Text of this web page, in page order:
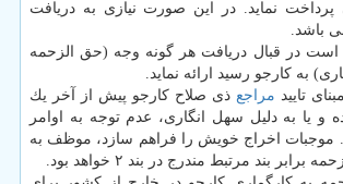
پرداخت نماید. در این صورت نیازی به دریافت
باشد.
است در قبال دریافت هر گونه وجه (حق الزحمه
به كارجو رسید ارائه نماید.
تایید مراجع ذی صلاح كارجو پیش از آخر یك
و یا به دلیل سهل انگاری، عدم توجه به اوامر
موجبات اخراج خویش را فراهم سازد، موظف به
بند مرتبط مندرج در بند ۲ خواهد بود.